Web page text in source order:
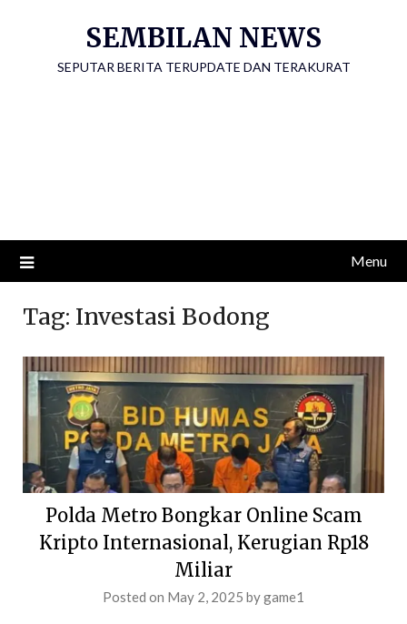
SEMBILAN NEWS
SEPUTAR BERITA TERUPDATE DAN TERAKURAT
Menu
Tag: Investasi Bodong
Polda Metro Bongkar Online Scam
Kripto Internasional, Kerugian Rp18
Miliar
Posted on May 2, 2025 bygame1